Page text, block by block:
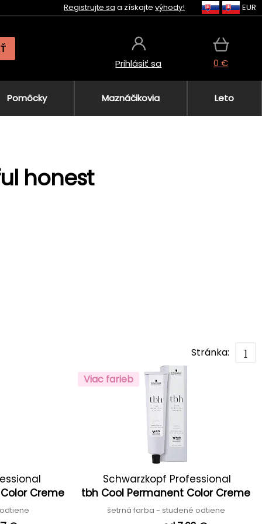
Registrujte sa a získajte výhody! EUR
Prihlásiť sa 0 €
Pomôcky Maznáčikovia Leto
honest
Stránka:
1
Creme
Viac farieb
Schwarzkopf Professional
tbh Cool Permanent Color Creme
šetrná farba - studené odtiene